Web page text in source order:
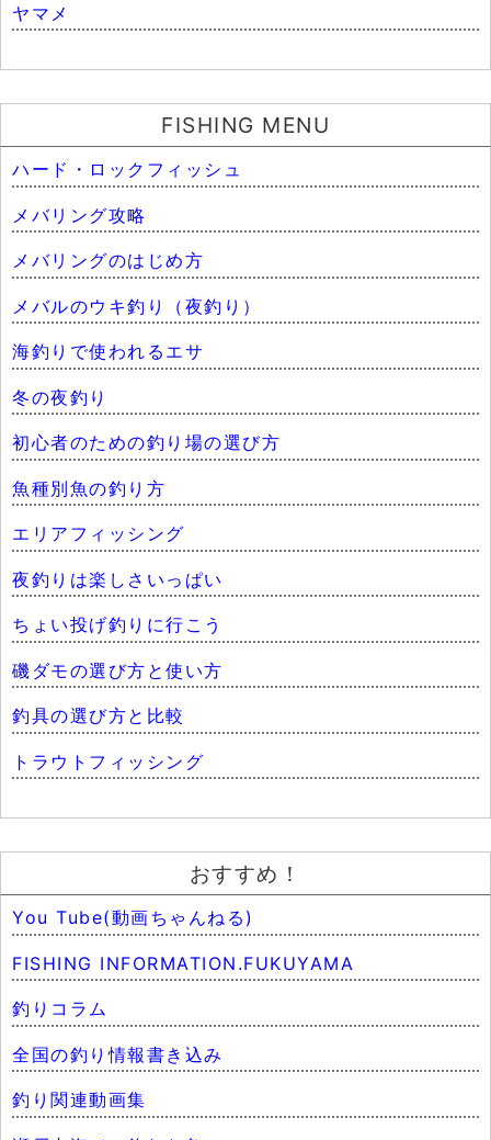
ヤマメ
FISHING MENU
ハード・ロックフィッシュ
メバリング攻略
メバリングのはじめ方
メバルのウキ釣り（夜釣り）
海釣りで使われるエサ
冬の夜釣り
初心者のための釣り場の選び方
魚種別魚の釣り方
エリアフィッシング
夜釣りは楽しさいっぱい
ちょい投げ釣りに行こう
磯ダモの選び方と使い方
釣具の選び方と比較
トラウトフィッシング
おすすめ！
You Tube(動画ちゃんねる)
FISHING INFORMATION.FUKUYAMA
釣りコラム
全国の釣り情報書き込み
釣り関連動画集